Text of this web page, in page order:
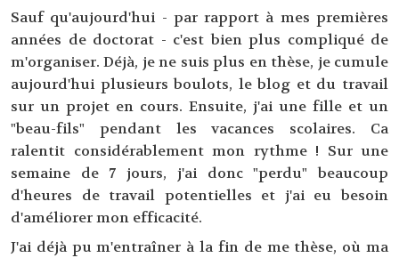
Sauf qu'aujourd'hui - par rapport à mes premières
années de doctorat - c'est bien plus compliqué de
m'organiser. Déjà, je ne suis plus en thèse, je cumule
aujourd'hui plusieurs boulots, le blog et du travail
sur un projet en cours. Ensuite, j'ai une fille et un
"beau-fils" pendant les vacances scolaires. Ca
ralentit considérablement mon rythme ! Sur une
semaine de 7 jours, j'ai donc "perdu" beaucoup
d'heures de travail potentielles et j'ai eu besoin
d'améliorer mon efficacité.
J'ai déjà pu m'entraîner à la fin de me thèse, où ma